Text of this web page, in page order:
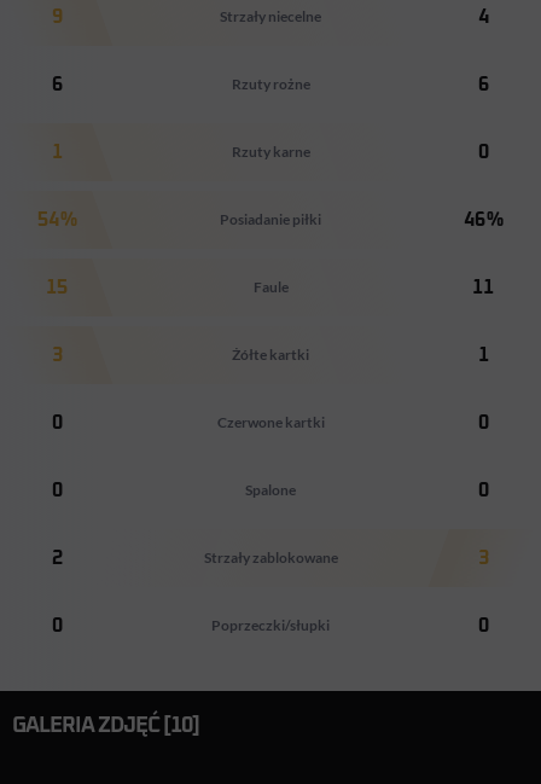
9 Strzały niecelne 4
6 Rzuty rożne 6
1 Rzuty karne 0
54% Posiadanie piłki 46%
15 Faule 11
3 Żółte kartki 1
0 Czerwone kartki 0
0 Spalone 0
2 Strzały zablokowane 3
0 Poprzeczki/słupki 0
GALERIA ZDJĘĆ [10]